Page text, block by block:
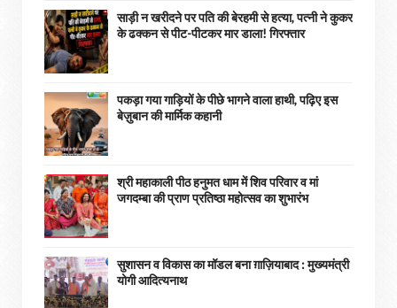
साड़ी न खरीदने पर पति की बेरहमी से हत्या, पत्नी ने कुकर
के ढक्कन से पीट-पीटकर मार डाला! गिरफ्तार
पकड़ा गया गाड़ियों के पीछे भागने वाला हाथी, पढ़िए इस
बेज़ुबान की मार्मिक कहानी
श्री महाकाली पीठ हनुमत धाम में शिव परिवार व मां
जगदम्बा की प्राण प्रतिष्ठा महोत्सव का शुभारंभ
सुशासन व विकास का मॉडल बना ग़ाज़ियाबाद : ​मुख्यमंत्री
योगी आदित्यनाथ